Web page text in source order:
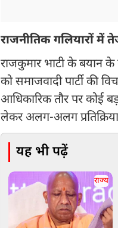
राजनीतिक गलियारों में
राजकुमार भाटी के बयान के
को समाजवादी पार्टी की
आधिकारिक तौर पर कोई
लेकर अलग-अलग
यह भी पढ़ें
राज्य